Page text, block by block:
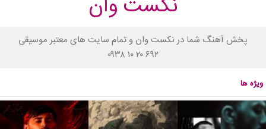
پخش آهنگ شما در نکست وان و تمام سایت های معتبر موسیقی
۰۹۳۸ ۱۰ ۲۰ ۶۹۲
ویژه ها